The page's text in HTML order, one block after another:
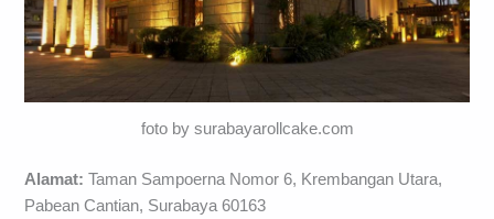
foto by surabayarollcake.com
Alamat: Taman Sampoerna Nomor 6, Krembangan Utara,
Pabean Cantian, Surabaya 60163